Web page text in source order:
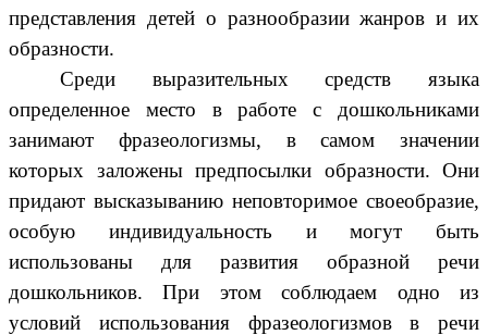
представления детей о разнообразии жанров и их
образности.
Среди выразительных средств языка
определенное место в работе с дошкольниками
занимают фразеологизмы, в самом значении
которых заложены предпосылки образности. Они
придают высказыванию неповторимое своеобразие,
особую индивидуальность и могут быть
использованы для развития образной речи
дошкольников. При этом соблюдаем одно из
условий использования фразеологизмов в речи